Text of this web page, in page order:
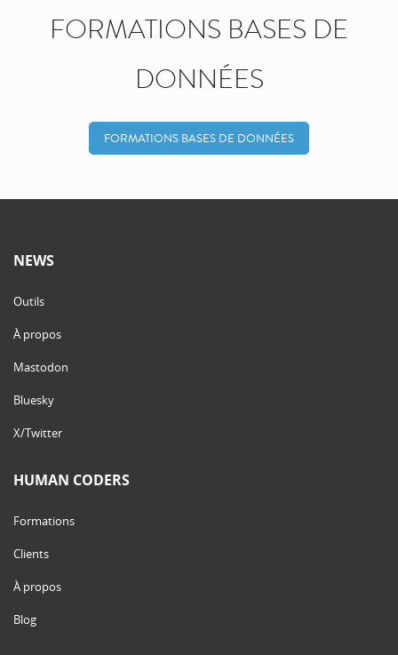
FORMATIONS BASES DE
DONNÉES
FORMATIONS BASES DE DONNÉES
NEWS
Outils
À propos
Mastodon
Bluesky
X/Twitter
HUMAN CODERS
Formations
Clients
À propos
Blog